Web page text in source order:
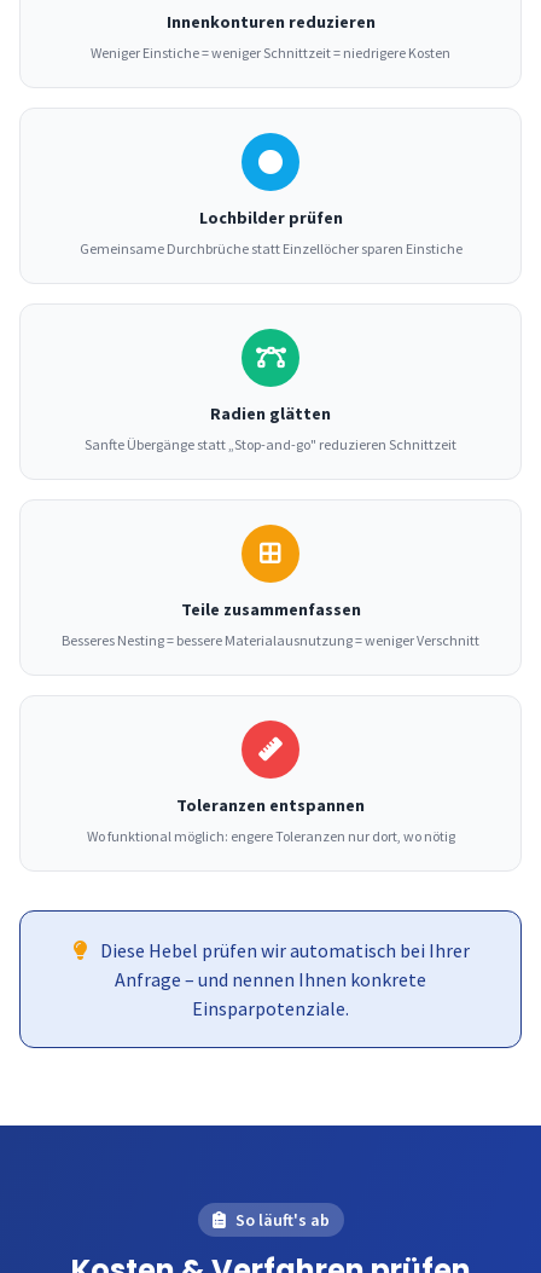
Innenkonturen reduzieren
Weniger Einstiche = weniger Schnittzeit = niedrigere Kosten
Lochbilder prüfen
Gemeinsame Durchbrüche statt Einzellöcher sparen Einstiche
Radien glätten
Sanfte Übergänge statt „Stop-and-go" reduzieren Schnittzeit
Teile zusammenfassen
Besseres Nesting = bessere Materialausnutzung = weniger Verschnitt
Toleranzen entspannen
Wo funktional möglich: engere Toleranzen nur dort, wo nötig
Diese Hebel prüfen wir automatisch bei Ihrer
Anfrage – und nennen Ihnen konkrete
Einsparpotenziale.
So läuft's ab